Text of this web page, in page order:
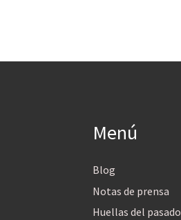
Menú
Blog
Notas de prensa
Huellas del pasado